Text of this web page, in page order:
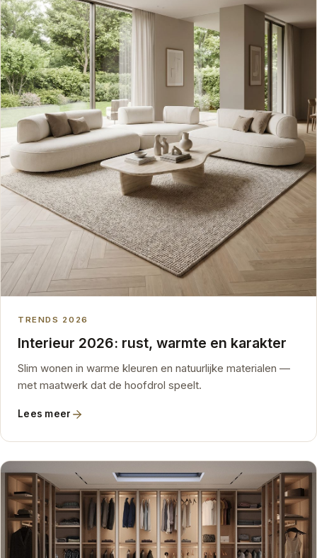
TRENDS 2026
Interieur 2026: rust, warmte en karakter
Slim wonen in warme kleuren en natuurlijke materialen —
met maatwerk dat de hoofdrol speelt.
Lees meer